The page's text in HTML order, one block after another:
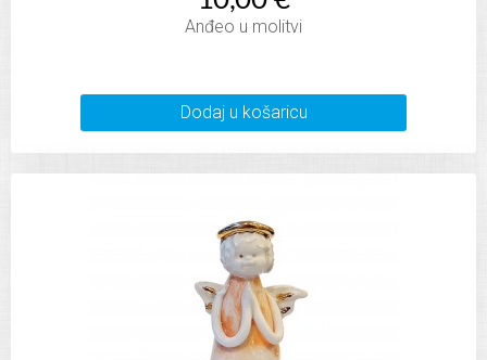
Anđeo u molitvi
Dodaj u košaricu